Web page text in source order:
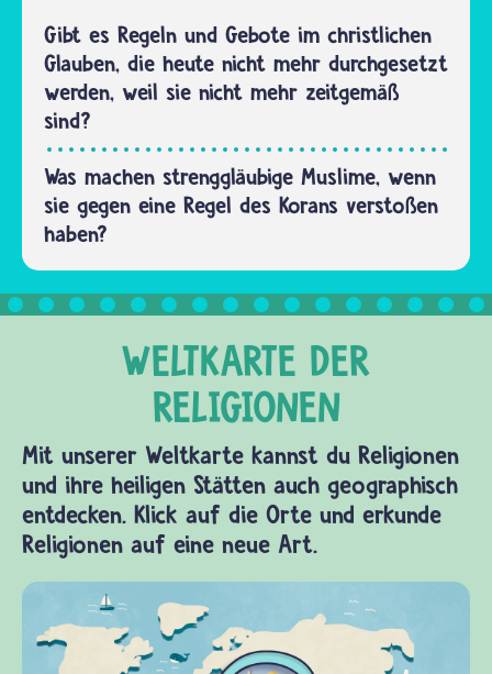
musst du
etwas
aus
Herzen
ernsthaft
bereuen.
Denn
ein…
Gibt es Regeln und Gebote im christlichen
Glauben, die heute nicht mehr durchgesetzt
werden, weil sie nicht mehr zeitgemäß
sind?
Was machen strenggläubige Muslime, wenn
sie gegen eine Regel des Korans verstoßen
haben?
Mit unserer Weltkarte kannst du Religionen
und ihre heiligen Stätten auch geographisch
entdecken. Klick auf die Orte und erkunde
Religionen auf eine neue Art.